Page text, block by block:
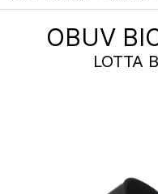
OBUV BIO LIFE 000352
LOTTA